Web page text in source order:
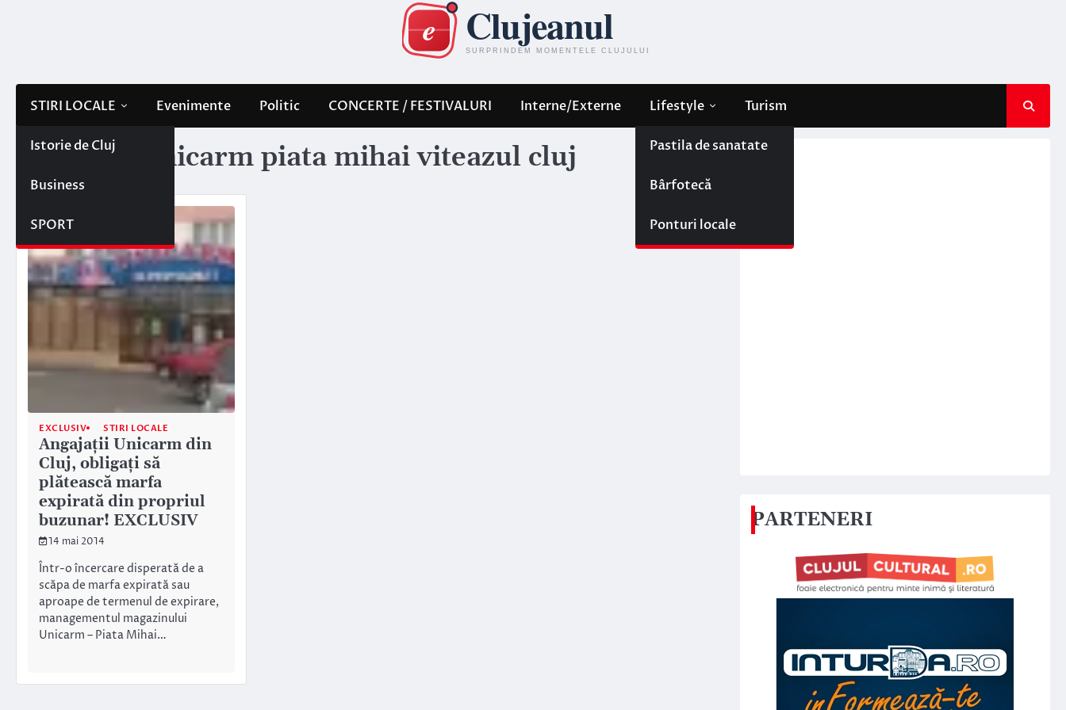
STIRI LOCALE
Istorie de Cluj
Business
SPORT
Evenimente Politic CONCERTE / FESTIVALURI Interne/Externe Lifestyle
Pastila de sanatate
Bârfotecă
Ponturi locale
Turism
Etichetă: unicarm piata mihai viteazul cluj
EXCLUSIV STIRI LOCALE
Angajaţii Unicarm din
Cluj, obligaţi să
plătească marfa
expirată din propriul
buzunar! EXCLUSIV
14 mai 2014
Într-o încercare disperată de a
scăpa de marfa expirată sau
aproape de termenul de expirare,
managementul magazinului
Unicarm – Piata Mihai…
PARTENERI